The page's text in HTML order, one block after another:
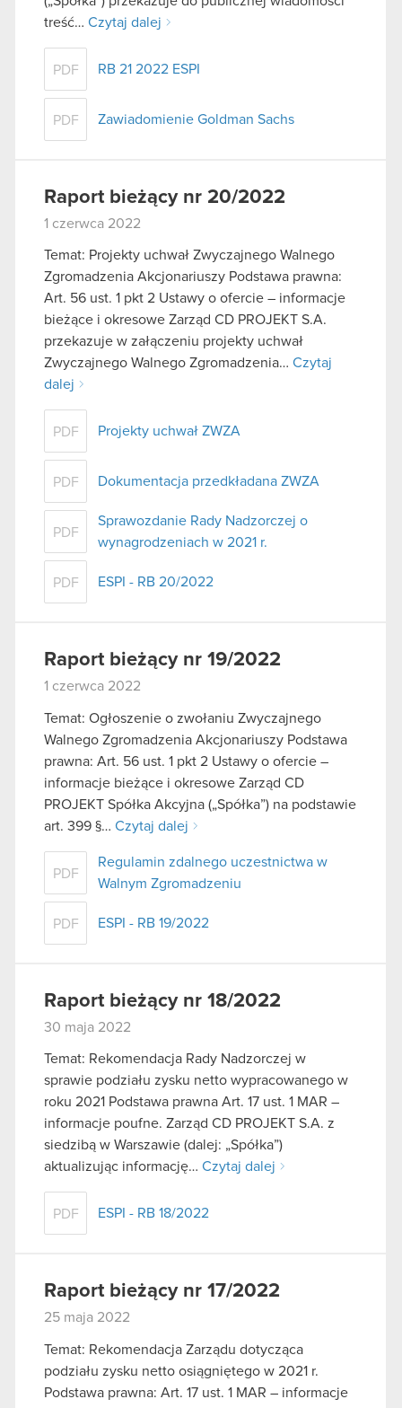
treść… Czytaj dalej
PDF RB 21 2022 ESPI
PDF Zawiadomienie Goldman Sachs
Raport bieżący nr 20/2022
1 czerwca 2022
Temat: Projekty uchwał Zwyczajnego Walnego
Zgromadzenia Akcjonariuszy Podstawa prawna:
Art. 56 ust. 1 pkt 2 Ustawy o ofercie – informacje
bieżące i okresowe Zarząd CD PROJEKT S.A.
przekazuje w załączeniu projekty uchwał
Zwyczajnego Walnego Zgromadzenia… Czytaj
dalej
PDF Projekty uchwał ZWZA
PDF Dokumentacja przedkładana ZWZA
PDF
Sprawozdanie Rady Nadzorczej o
wynagrodzeniach w 2021 r.
PDF ESPI - RB 20/2022
Raport bieżący nr 19/2022
1 czerwca 2022
Temat: Ogłoszenie o zwołaniu Zwyczajnego
Walnego Zgromadzenia Akcjonariuszy Podstawa
prawna: Art. 56 ust. 1 pkt 2 Ustawy o ofercie –
informacje bieżące i okresowe Zarząd CD
PROJEKT Spółka Akcyjna („Spółka”) na podstawie
art. 399 §… Czytaj dalej
PDF
Regulamin zdalnego uczestnictwa w
Walnym Zgromadzeniu
PDF ESPI - RB 19/2022
Raport bieżący nr 18/2022
30 maja 2022
Temat: Rekomendacja Rady Nadzorczej w
sprawie podziału zysku netto wypracowanego w
roku 2021 Podstawa prawna Art. 17 ust. 1 MAR –
informacje poufne. Zarząd CD PROJEKT S.A. z
siedzibą w Warszawie (dalej: „Spółka”)
aktualizując informację… Czytaj dalej
PDF ESPI - RB 18/2022
Raport bieżący nr 17/2022
25 maja 2022
Temat: Rekomendacja Zarządu dotycząca
podziału zysku netto osiągniętego w 2021 r.
Podstawa prawna: Art. 17 ust. 1 MAR – informacje